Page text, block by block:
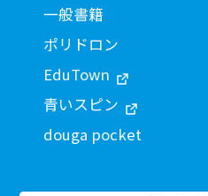
一般書籍
ポリドロン
EduTown
青いスピン
douga pocket